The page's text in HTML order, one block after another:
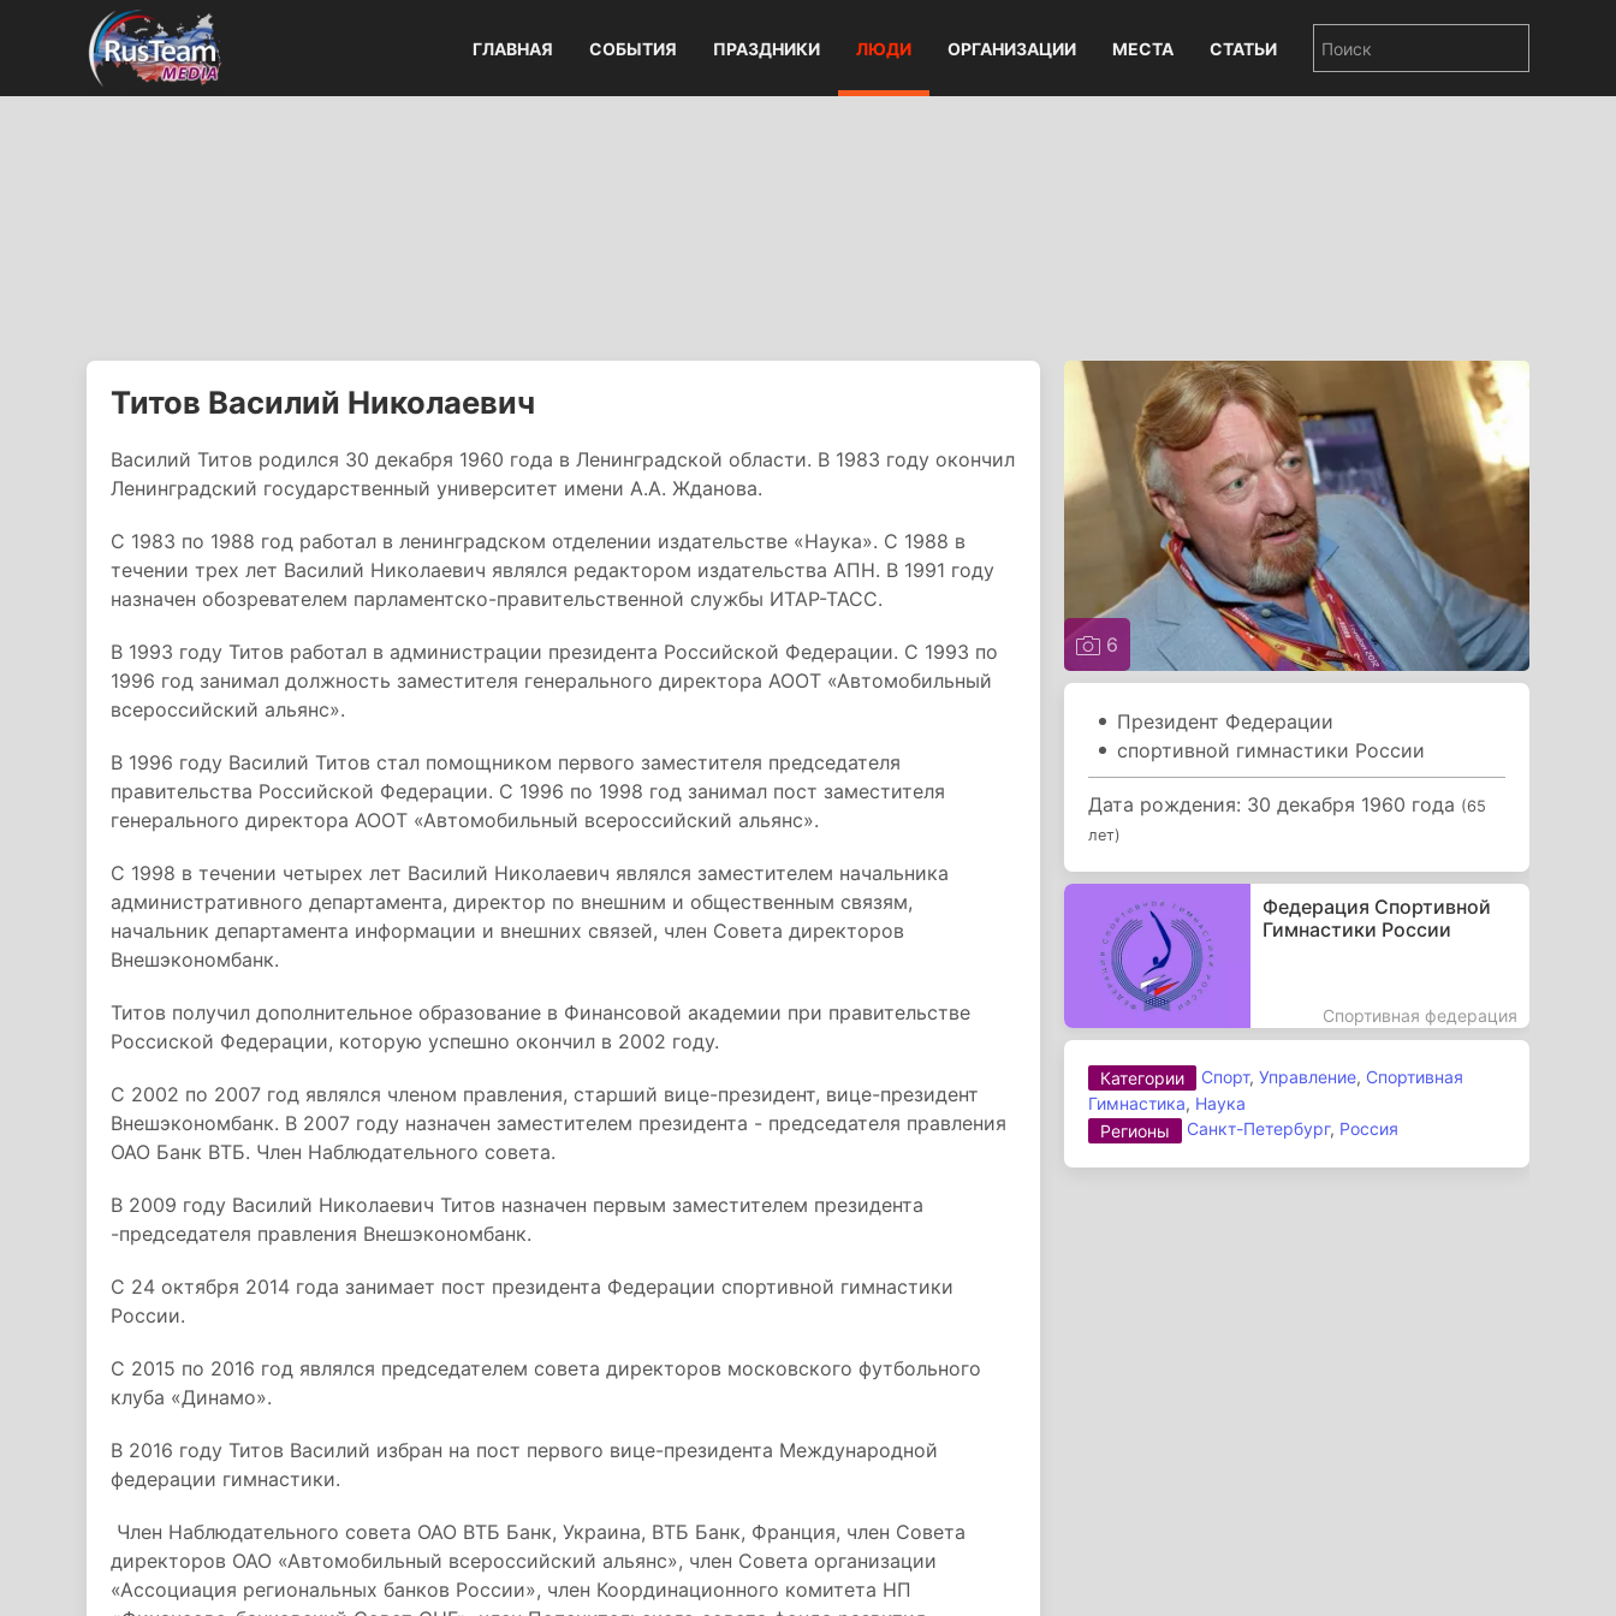
ГЛАВНАЯ СОБЫТИЯ ПРАЗДНИКИ ЛЮДИ ОРГАНИЗАЦИИ МЕСТА СТАТЬИ
Титов Василий Николаевич
Василий Титов родился 30 декабря 1960 года в Ленинградской области. В 1983 году окончил
Ленинградский государственный университет имени А.А. Жданова.
С 1983 по 1988 год работал в ленинградском отделении издательстве «Наука». С 1988 в
течении трех лет Василий Николаевич являлся редактором издательства АПН. В 1991 году
назначен обозревателем парламентско-правительственной службы ИТАР-ТАСС.
В 1993 году Титов работал в администрации президента Российской Федерации. С 1993 по
1996 год занимал должность заместителя генерального директора АООТ «Автомобильный
всероссийский альянс».
В 1996 году Василий Титов стал помощником первого заместителя председателя
правительства Российской Федерации. С 1996 по 1998 год занимал пост заместителя
генерального директора АООТ «Автомобильный всероссийский альянс».
С 1998 в течении четырех лет Василий Николаевич являлся заместителем начальника
административного департамента, директор по внешним и общественным связям,
начальник департамента информации и внешних связей, член Совета директоров
Внешэкономбанк.
Титов получил дополнительное образование в Финансовой академии при правительстве
Россиской Федерации, которую успешно окончил в 2002 году.
С 2002 по 2007 год являлся членом правления, старший вице-президент, вице-президент
Внешэкономбанк. В 2007 году назначен заместителем президента - председателя правления
ОАО Банк ВТБ. Член Наблюдательного совета.
В 2009 году Василий Николаевич Титов назначен первым заместителем президента
-председателя правления Внешэкономбанк.
С 24 октября 2014 года занимает пост президента Федерации спортивной гимнастики
России.
С 2015 по 2016 год являлся председателем совета директоров московского футбольного
клуба «Динамо».
В 2016 году Титов Василий избран на пост первого вице-президента Международной
федерации гимнастики.
Член Наблюдательного совета ОАО ВТБ Банк, Украина, ВТБ Банк, Франция, член Совета
директоров ОАО «Автомобильный всероссийский альянс», член Совета организации
«Ассоциация региональных банков России», член Координационного комитета НП
6
Президент Федерации
спортивной гимнастики России
Дата рождения: 30 декабря 1960 года (65
лет)
Федерация Спортивной
Гимнастики России
Спортивная федерация
Категории Спорт,Управление, Спортивная
Гимнастика, Наука
Регионы
Санкт-Петербург, Россия